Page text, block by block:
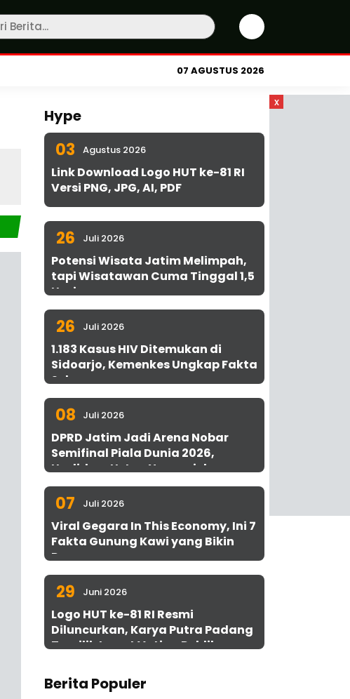
07 AGUSTUS 2026
x
Hype
03 Agustus 2026
Link Download Logo HUT ke-81 RI
Versi PNG, JPG, AI, PDF
26 Juli 2026
Potensi Wisata Jatim Melimpah,
tapi Wisatawan Cuma Tinggal 1,5
Hari
26 Juli 2026
1.183 Kasus HIV Ditemukan di
Sidoarjo, Kemenkes Ungkap Fakta
Sebenarnya
08 Juli 2026
DPRD Jatim Jadi Arena Nobar
Semifinal Piala Dunia 2026,
Hadirkan Uston Nawawi dan
UMKM Gratis untuk 1.000 Warga
07 Juli 2026
Viral Gegara In This Economy, Ini 7
Fakta Gunung Kawi yang Bikin
Penasaran
29 Juni 2026
Logo HUT ke-81 RI Resmi
Diluncurkan, Karya Putra Padang
Terpilih Lewat Voting Publik
Berita Populer